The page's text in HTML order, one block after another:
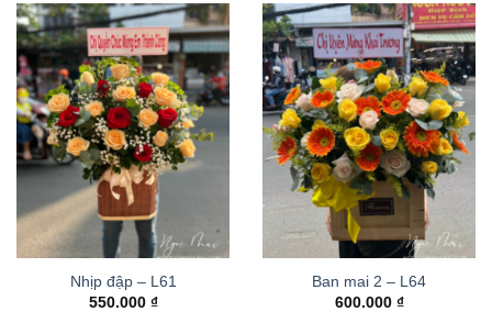
Nhịp đập – L61
550.000 ₫
Ban mai 2 – L64
600.000 ₫